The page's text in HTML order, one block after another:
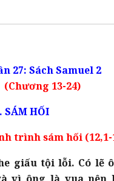
27: Sách Samuel 2
(Chương 13-24)
SÁM HỐI
trình sám hối (12,1-
giấu tội lỗi. Có lẽ